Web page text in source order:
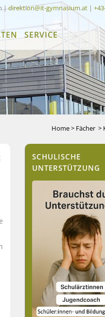
|direktion@it-gymnasium.at |
SERVICE
Home> Fächer >
SCHULISCHE
UNTERSTÜTZUNG